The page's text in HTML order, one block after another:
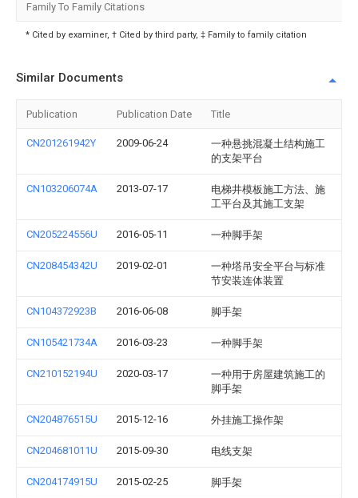
Family To Family Citations
* Cited by examiner, † Cited by third party, ‡ Family to family citation
Similar Documents
Publication Publication Date Title
CN201261942Y 2009-06-24
一种悬挑混凝土结构施工
的支架平台
CN103206074A 2013-07-17
电梯井模板施工方法、施
工平台及其施工支架
CN205224556U 2016-05-11 一种脚手架
CN208454342U 2019-02-01
一种塔吊安全平台与标准
节安装连体装置
CN104372923B 2016-06-08 脚手架
CN105421734A 2016-03-23 一种脚手架
CN210152194U 2020-03-17
一种用于房屋建筑施工的
脚手架
CN204876515U 2015-12-16 外挂施工操作架
CN204681011U 2015-09-30 电线支架
CN204174915U 2015-02-25 脚手架